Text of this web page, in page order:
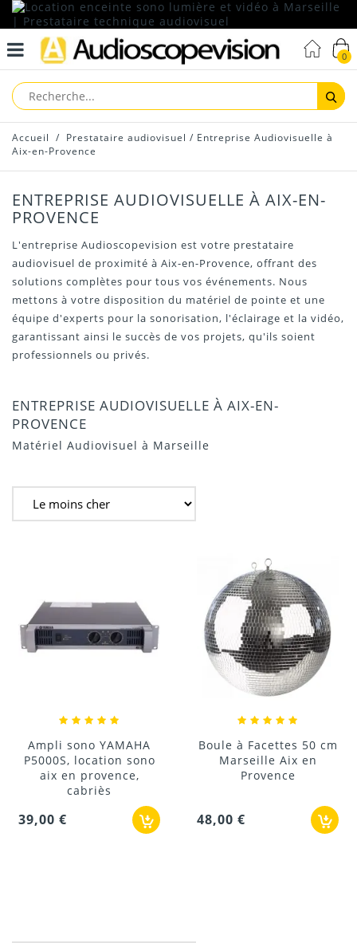
0
Accueil / Prestataire audiovisuel / Entreprise Audiovisuelle à
Aix-en-Provence
ENTREPRISE AUDIOVISUELLE À AIX-EN-
PROVENCE
L'entreprise Audioscopevision est votre prestataire
audiovisuel de proximité à Aix-en-Provence, offrant des
solutions complètes pour tous vos événements. Nous
mettons à votre disposition du matériel de pointe et une
équipe d'experts pour la sonorisation, l'éclairage et la vidéo,
garantissant ainsi le succès de vos projets, qu'ils soient
professionnels ou privés.
ENTREPRISE AUDIOVISUELLE À AIX-EN-
PROVENCE
Matériel Audiovisuel à Marseille
Ampli sono YAMAHA
P5000S, location sono
aix en provence,
cabriès
39,00 €
Boule à Facettes 50 cm
Marseille Aix en
Provence
48,00 €